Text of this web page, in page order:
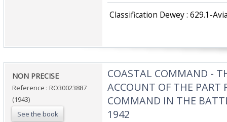
Classification Dewey : 629.1-
‎NON PRECISE‎
Reference : RO30023887
(1943)
See the book
‎COASTAL COMMAND -
ACCOUNT OF THE PART
COMMAND IN THE
1942‎